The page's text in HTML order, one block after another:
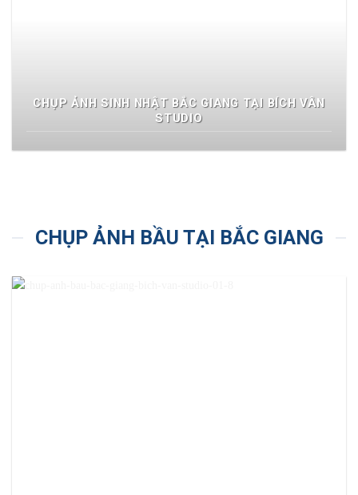
CHỤP ẢNH SINH NHẬT BẮC GIANG TẠI BÍCH VÂN
STUDIO
CHỤP ẢNH BẦU TẠI BẮC GIANG